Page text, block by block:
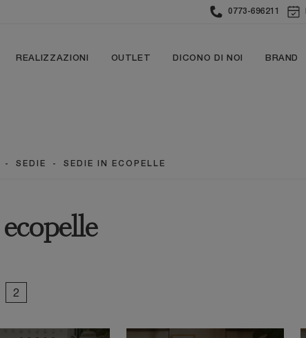
0773-696211
REALIZZAZIONI OUTLET DICONO DI NOI BRAND
- SEDIE - SEDIE IN ECOPELLE
2